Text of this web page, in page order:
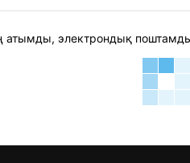
атымды, электрондық